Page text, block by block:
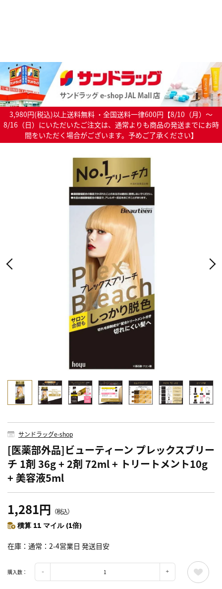
3,980円(税込)以上送料無料 ・全国送料一律600円【8/10（月）～
8/16（日）にいただいたご注文は、通常よりも商品の発送までにお時
間をいただく場合がございます。予めご了承ください】
サンドラッグe-shop
[医薬部外品]ビューティーン プレックスブリー
チ 1剤 36g + 2剤 72ml + トリートメント10g
+ 美容液5ml
1,281円 （税込）
積算 11 マイル (1倍)
在庫 通常：2-4営業日 発送目安
購入数：